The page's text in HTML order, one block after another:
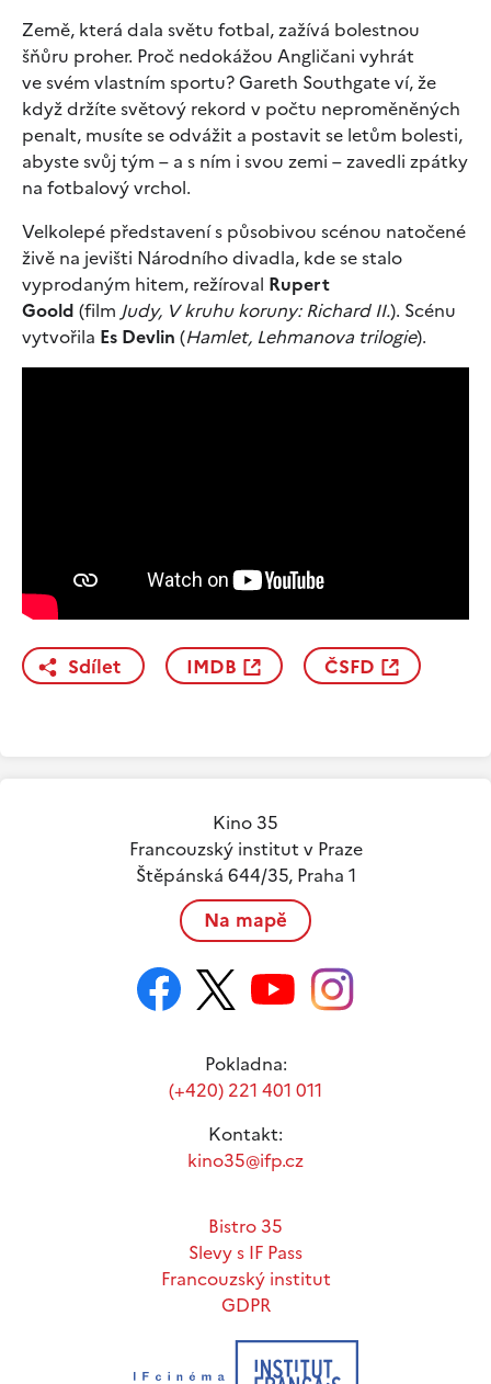
Země, která dala světu fotbal, zažívá bolestnou
šňůru proher. Proč nedokážou Angličani vyhrát
ve svém vlastním sportu? Gareth Southgate ví, že
když držíte světový rekord v počtu neproměněných
penalt, musíte se odvážit a postavit se letům bolesti,
abyste svůj tým – a s ním i svou zemi – zavedli zpátky
na fotbalový vrchol.
Velkolepé představení s působivou scénou natočené
živě na jevišti Národního divadla, kde se stalo
vyprodaným hitem, režíroval Rupert
Goold (film Judy, V kruhu koruny: Richard II.). Scénu
vytvořila Es Devlin (Hamlet, Lehmanova trilogie).
Sdílet IMDB ČSFD
Kino 35
Francouzský institut v Praze
Štěpánská 644/35, Praha 1
Na mapě
Pokladna:
(+420) 221 401 011
Kontakt:
kino35@ifp.cz
Bistro 35
Slevy s IF Pass
Francouzský institut
GDPR